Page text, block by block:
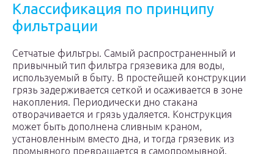
Классификация по принципу
фильтрации
Сетчатые фильтры. Самый распространенный и
привычный тип фильтра грязевика для воды,
используемый в быту. В простейшей конструкции
грязь задерживается сеткой и осаживается в зоне
накопления. Периодически дно стакана
отворачивается и грязь удаляется. Конструкция
может быть дополнена сливным краном,
установленным вместо дна, и тогда грязевик из
промывного превращается в самопромывной.